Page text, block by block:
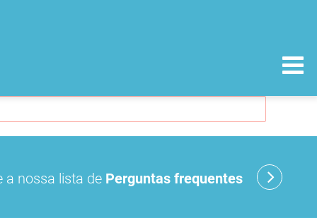
a nossa lista de Perguntas frequentes